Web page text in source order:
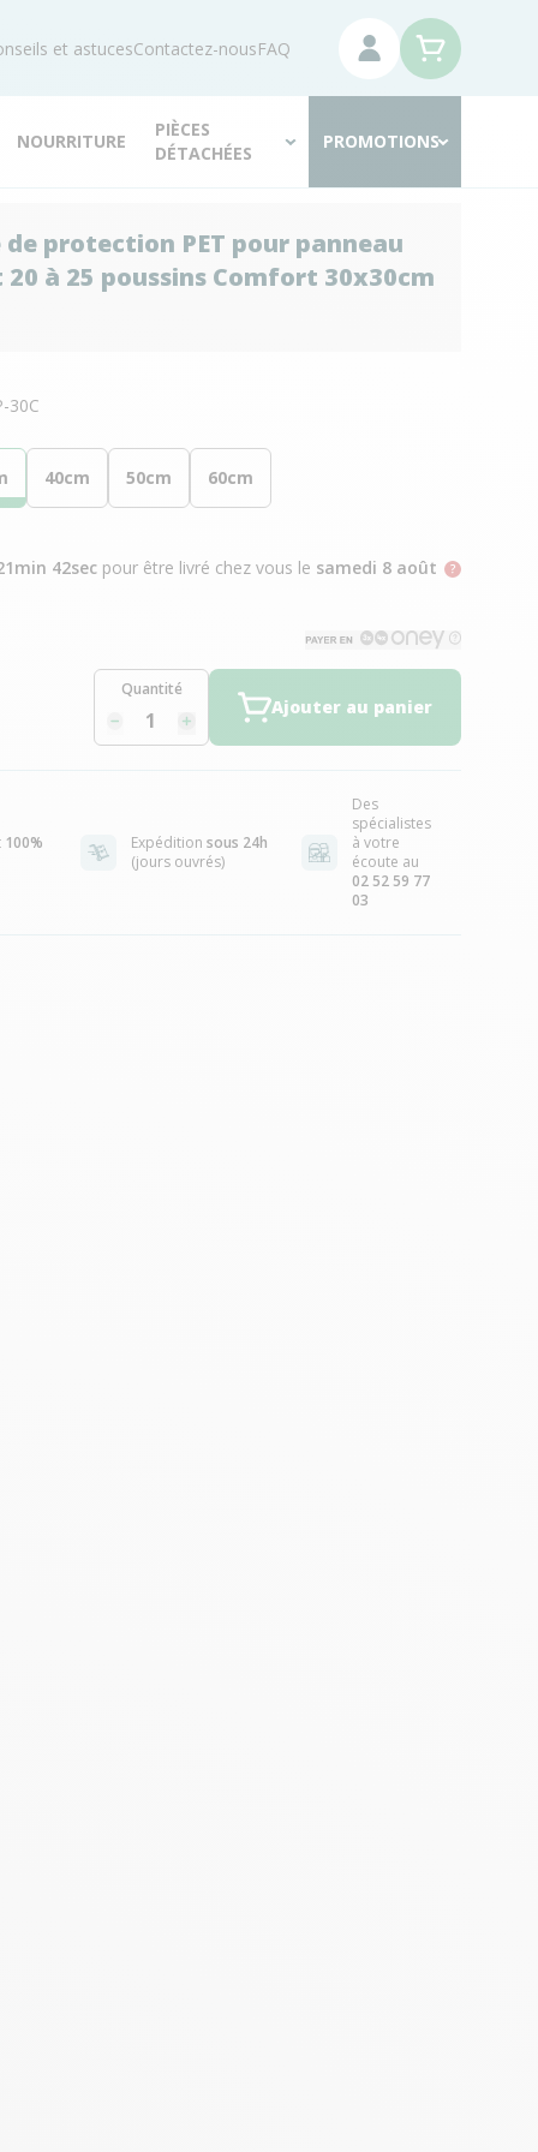
et astucesContactez-nousFAQ
NOURRITURE
PIÈCES
DÉTACHÉES
PROMOTIONS
de protection PET pour panneau
à 25 poussins Comfort 30x30cm
30C
40cm 50cm 60cm
41secpour être livré chez vous le samedi 8 août
Quantité
Ajouter au panier
100%
Expédition sous 24h
(jours ouvrés)
Des
spécialistes
à votre
écoute au
02 52 59 77
03